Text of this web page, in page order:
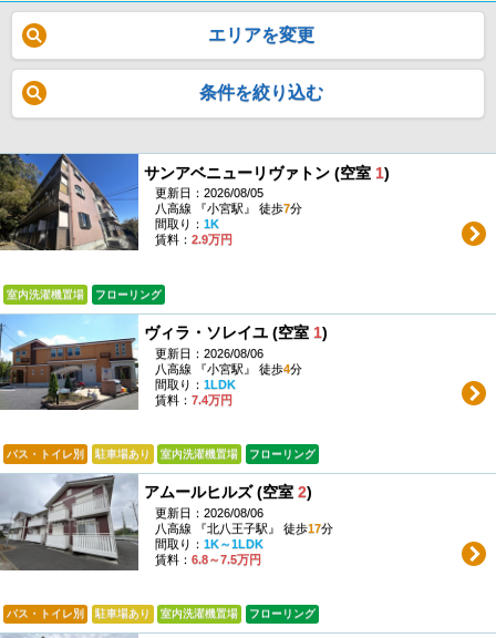
エリアを変更
条件を絞り込む
サンアベニューリヴァトン (空室 1)
更新日：2026/08/05
八高線 『小宮駅』 徒歩7分
間取り： 1K
賃料： 2.9万円
室内洗濯機置場 フローリング
ヴィラ・ソレイユ (空室 1)
更新日：2026/08/06
八高線 『小宮駅』 徒歩4分
間取り： 1LDK
賃料： 7.4万円
バス・トイレ別 駐車場あり 室内洗濯機置場 フローリング
アムールヒルズ (空室 2)
更新日：2026/08/06
八高線 『北八王子駅』 徒歩17分
間取り： 1K～1LDK
賃料： 6.8～7.5万円
バス・トイレ別 駐車場あり 室内洗濯機置場 フローリング